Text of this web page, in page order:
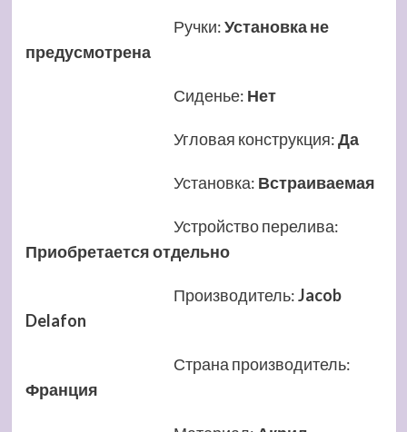
Ручки:Установка не
предусмотрена
Сиденье: Нет
Угловая конструкция:Да
Установка: Встраиваемая
Устройство перелива:
Приобретается отдельно
Производитель:Jacob
Delafon
Страна производитель:
Франция